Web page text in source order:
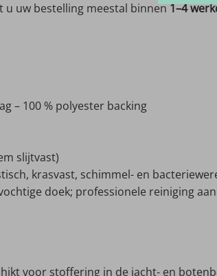
u uw bestelling meestal binnen1–4
– 100 % polyester backing
slijtvast)
krasvast, schimmel- en
doek; professionele reiniging
voor stoffering in de jacht- en